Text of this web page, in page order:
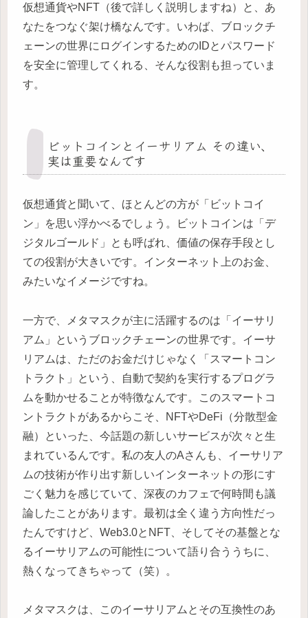
仮想通貨やNFT（後で詳しく説明しますね）と、あ
なたをつなぐ架け橋なんです。いわば、ブロックチ
ェーンの世界にログインするためのIDとパスワード
を安全に管理してくれる、そんな役割も担っていま
す。
ビットコインとイーサリアム その違い、
実は重要なんです
仮想通貨と聞いて、ほとんどの方が「ビットコイ
ン」を思い浮かべるでしょう。ビットコインは「デ
ジタルゴールド」とも呼ばれ、価値の保存手段とし
ての役割が大きいです。インターネット上のお金、
みたいなイメージですね。
一方で、メタマスクが主に活躍するのは「イーサリ
アム」というブロックチェーンの世界です。イーサ
リアムは、ただのお金だけじゃなく「スマートコン
トラクト」という、自動で契約を実行するプログラ
ムを動かせることが特徴なんです。このスマートコ
ントラクトがあるからこそ、NFTやDeFi（分散型金
融）といった、今話題の新しいサービスが次々と生
まれているんです。私の友人のAさんも、イーサリア
ムの技術が作り出す新しいインターネットの形にす
ごく魅力を感じていて、深夜のカフェで何時間も議
論したことがあります。最初は全く違う方向性だっ
たんですけど、Web3.0とNFT、そしてその基盤とな
るイーサリアムの可能性について語り合ううちに、
熱くなってきちゃって（笑）。
メタマスクは、このイーサリアムとその互換性のあ